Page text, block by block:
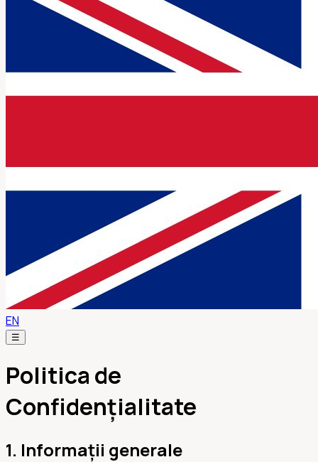
EN
☰
Politica de
Confidențialitate
1. Informații generale